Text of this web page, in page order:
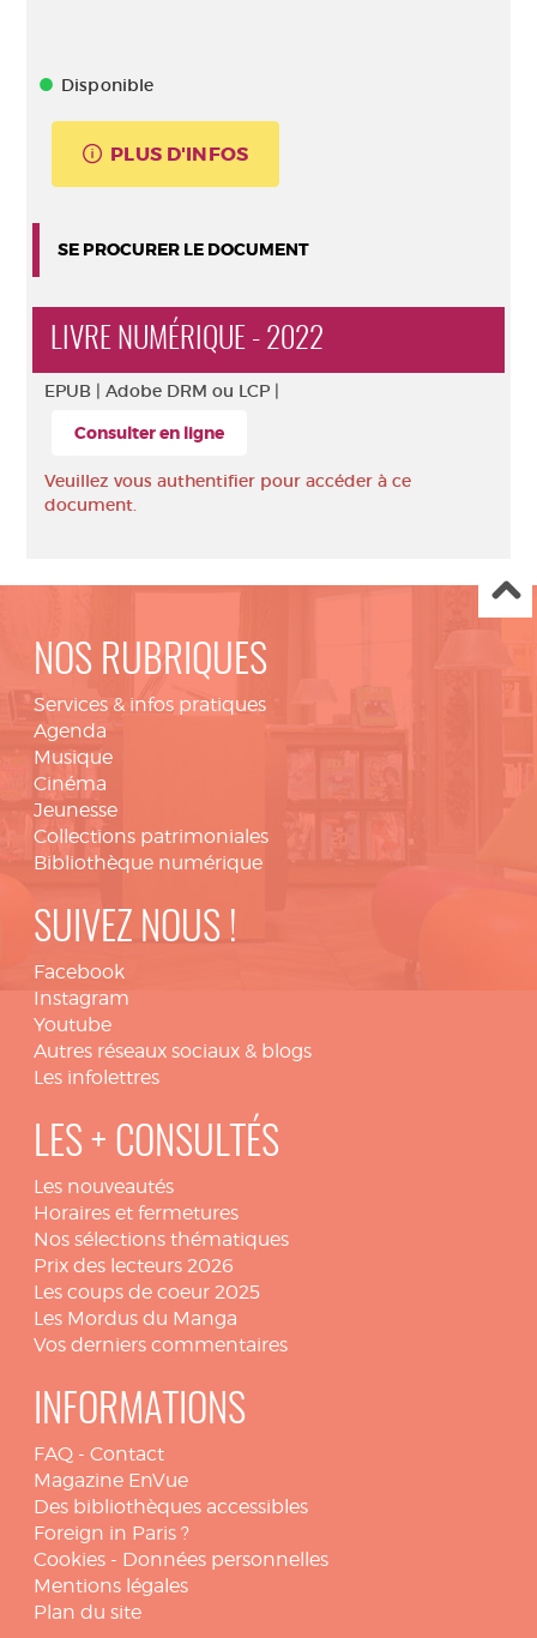
Disponible
PLUS D'INFOS
SE PROCURER LE DOCUMENT
LIVRE NUMÉRIQUE - 2022
EPUB | Adobe DRM ou LCP |
Consulter en ligne
Veuillez vous authentifier pour accéder à ce
document.
NOS RUBRIQUES
Services & infos pratiques
Agenda
Musique
Cinéma
Jeunesse
Collections patrimoniales
Bibliothèque numérique
SUIVEZ NOUS !
Facebook
Instagram
Youtube
Autres réseaux sociaux & blogs
Les infolettres
LES + CONSULTÉS
Les nouveautés
Horaires et fermetures
Nos sélections thématiques
Prix des lecteurs 2026
Les coups de coeur 2025
Les Mordus du Manga
Vos derniers commentaires
INFORMATIONS
FAQ - Contact
Magazine EnVue
Des bibliothèques accessibles
Foreign in Paris ?
Cookies - Données personnelles
Mentions légales
Plan du site